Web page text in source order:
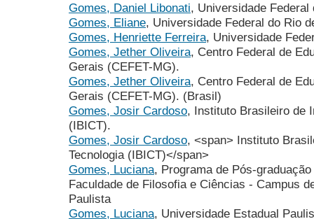
Gomes, Daniel Libonati, Universidade Federal
Gomes, Eliane, Universidade Federal do Rio
Gomes, Henriette Ferreira, Universidade
Gomes, Jether Oliveira, Centro Federal de
Gerais (CEFET-MG).
Gomes, Jether Oliveira, Centro Federal de
Gerais (CEFET-MG). (Brasil)
Gomes, Josir Cardoso, Instituto Brasileiro de
(IBICT).
Gomes, Josir Cardoso, <span> Instituto
Tecnologia (IBICT)</span>
Gomes, Luciana, Programa de Pós-
Faculdade de Filosofia e Ciências - Campus
Paulista
Gomes, Luciana, Universidade Estadual